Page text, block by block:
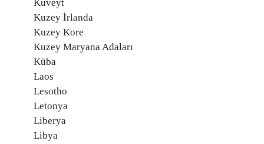
Kuveyt
Kuzey İrlanda
Kuzey Kore
Kuzey Maryana Adaları
Küba
Laos
Lesotho
Letonya
Liberya
Libya